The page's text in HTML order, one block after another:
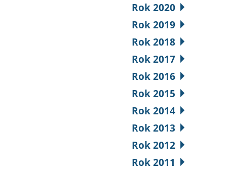
Rok 2020
Rok 2019
Rok 2018
Rok 2017
Rok 2016
Rok 2015
Rok 2014
Rok 2013
Rok 2012
Rok 2011